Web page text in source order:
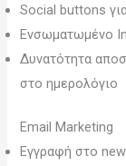
Social buttons
Ενσωματωμένο
Δυνατότητα
στο ημερολόγιο
Email Marketing
Εγγραφή στο